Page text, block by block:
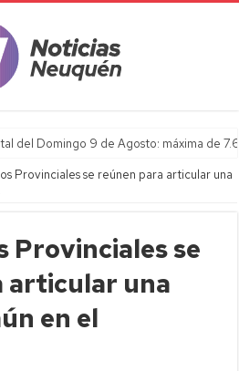
del Domingo 9 de Agosto: máxima de
Provinciales se reúnen para articular una
Provinciales se
articular una
en el